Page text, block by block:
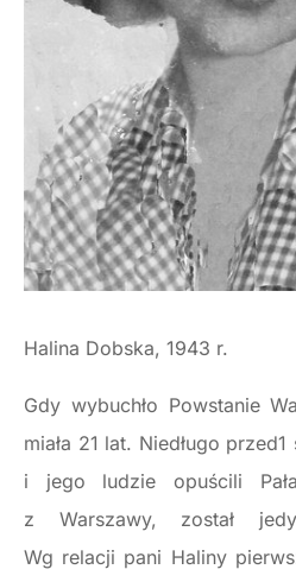
Halina Dobska, 1943 r.
Gdy wybuchło Powstanie
miała 21 lat. Niedługo
i jego ludzie opuścili
z Warszawy, został
Wg relacji pani Haliny